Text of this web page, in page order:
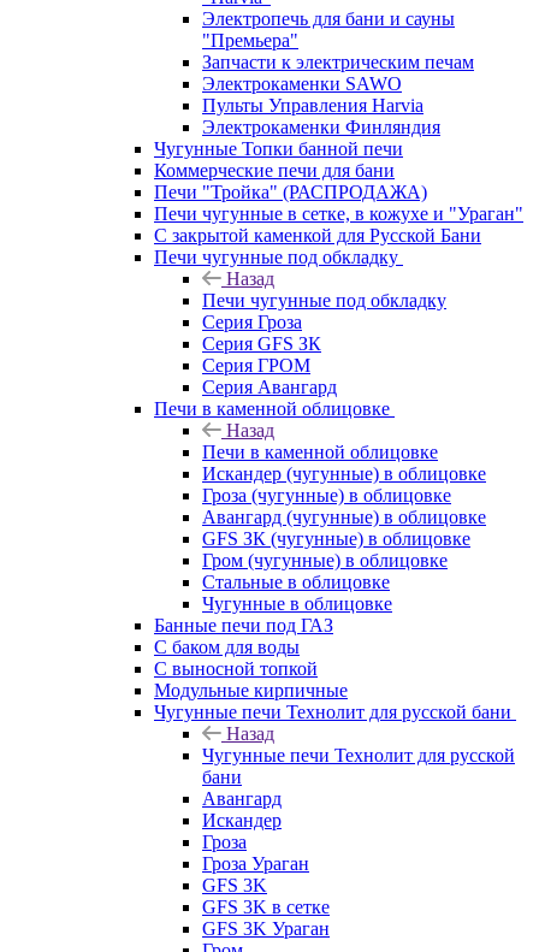
Электропечь для бани и сауны
"Премьера"
Запчасти к электрическим печам
Электрокаменки SAWO
Пульты Управления Harvia
Электрокаменки Финляндия
Чугунные Топки банной печи
Коммерческие печи для бани
Печи "Тройка" (РАСПРОДАЖА)
Печи чугунные в сетке, в кожухе и "Ураган"
С закрытой каменкой для Русской Бани
Печи чугунные под обкладку
Назад
Печи чугунные под обкладку
Серия Гроза
Серия GFS ЗК
Серия ГРОМ
Серия Авангард
Печи в каменной облицовке
Назад
Печи в каменной облицовке
Искандер (чугунные) в облицовке
Гроза (чугунные) в облицовке
Авангард (чугунные) в облицовке
GFS ЗК (чугунные) в облицовке
Гром (чугунные) в облицовке
Стальные в облицовке
Чугунные в облицовке
Банные печи под ГАЗ
С баком для воды
С выносной топкой
Модульные кирпичные
Чугунные печи Технолит для русской бани
Назад
Чугунные печи Технолит для русской
бани
Авангард
Искандер
Гроза
Гроза Ураган
GFS 3K
GFS 3K в сетке
GFS 3K Ураган